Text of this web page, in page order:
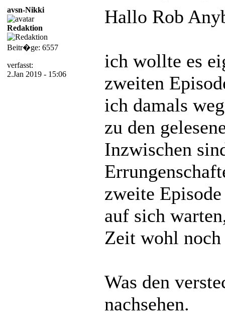
avsn-Nikki
Redaktion
Beitr�ge: 6557
verfasst:
2.Jan 2019 - 15:06
Hallo Rob
ich wollte es
zweiten
ich damals
zu den
Inzwischen
zweite
auf sich
Zeit wohl
Was den
nachsehen.